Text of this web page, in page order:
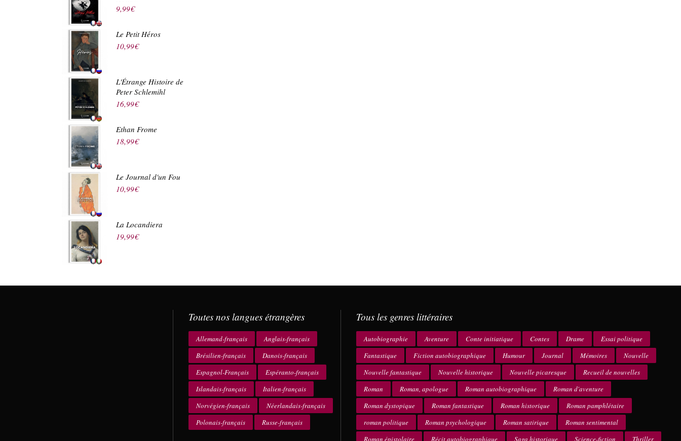
9,99€
Le Petit Héros
10,99€
L'Étrange Histoire de
Peter Schlemihl
16,99€
Ethan Frome
18,99€
Le Journal d'un Fou
10,99€
La Locandiera
19,99€
Toutes nos langues étrangères
Allemand-français
Anglais-français
Brésilien-français
Danois-français
Espagnol-Français
Espéranto-français
Islandais-français
Italien-français
Norvégien-français
Néerlandais-français
Polonais-français
Russe-français
Tous les genres littéraires
Autobiographie Aventure Conte initiatique Contes Drame
Essai politique
Fantastique
Fiction autobiographique Humour Journal Mémoires
Nouvelle
Nouvelle fantastique
Nouvelle historique Nouvelle picaresque
Recueil de nouvelles
Roman
Roman, apologue Roman autobiographique
Roman d'aventure
Roman dystopique
Roman fantastique Roman historique
Roman pamphlétaire
roman politique
Roman psychologique Roman satirique
Roman sentimental
Roman épistolaire
Récit autobiographique Saga historique Science-fiction Thriller